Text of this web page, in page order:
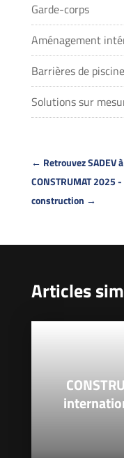
Garde-corps
Aménagement
Barrières de piscine
Solutions sur
← Retrouvez SADEV
CONSTRUMAT
construction →
Articles